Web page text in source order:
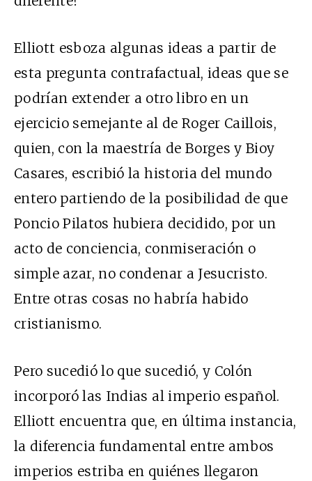
Elliott esboza algunas ideas a partir de
esta pregunta contrafactual, ideas que se
podrían extender a otro libro en un
ejercicio semejante al de Roger Caillois,
quien, con la maestría de Borges y Bioy
Casares, escribió la historia del mundo
entero partiendo de la posibilidad de que
Poncio Pilatos hubiera decidido, por un
acto de conciencia, conmiseración o
simple azar, no condenar a Jesucristo.
Entre otras cosas no habría habido
cristianismo.
Pero sucedió lo que sucedió, y Colón
incorporó las Indias al imperio español.
Elliott encuentra que, en última instancia,
la diferencia fundamental entre ambos
imperios estriba en quiénes llegaron